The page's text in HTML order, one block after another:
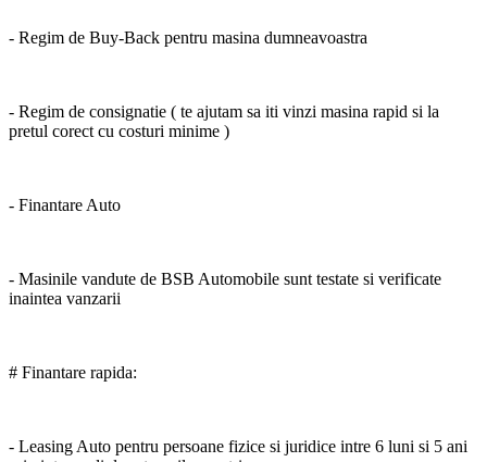
- Regim de Buy-Back pentru masina dumneavoastra
- Regim de consignatie ( te ajutam sa iti vinzi masina rapid si la
pretul corect cu costuri minime )
- Finantare Auto
- Masinile vandute de BSB Automobile sunt testate si verificate
inaintea vanzarii
# Finantare rapida:
- Leasing Auto pentru persoane fizice si juridice intre 6 luni si 5 ani